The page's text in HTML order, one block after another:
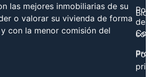
las mejores inmobiliarias de su
o valorar su vivienda de forma
con la menor comisión del
Blog
de